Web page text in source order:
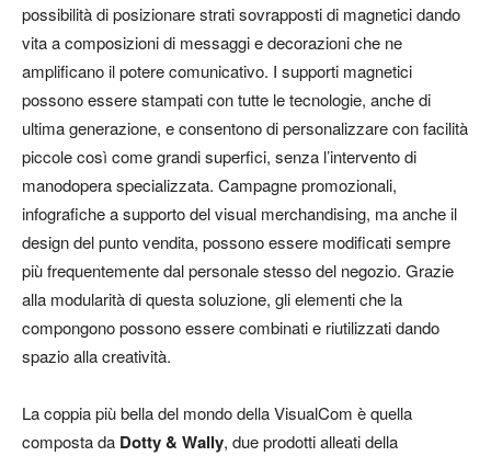
possibilità di posizionare strati sovrapposti di magnetici dando
vita a composizioni di messaggi e decorazioni che ne
amplificano il potere comunicativo. I supporti magnetici
possono essere stampati con tutte le tecnologie, anche di
ultima generazione, e consentono di personalizzare con facilità
piccole così come grandi superfici, senza l’intervento di
manodopera specializzata. Campagne promozionali,
infografiche a supporto del visual merchandising, ma anche il
design del punto vendita, possono essere modificati sempre
più frequentemente dal personale stesso del negozio. Grazie
alla modularità di questa soluzione, gli elementi che la
compongono possono essere combinati e riutilizzati dando
spazio alla creatività.
La coppia più bella del mondo della VisualCom è quella
composta da Dotty & Wally, due prodotti alleati della